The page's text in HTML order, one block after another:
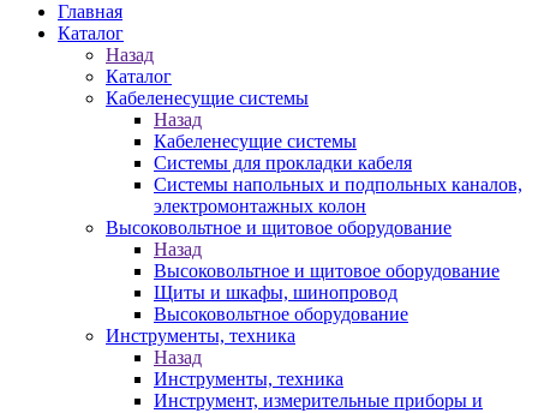
Главная
Каталог
Назад
Каталог
Кабеленесущие системы
Назад
Кабеленесущие системы
Системы для прокладки кабеля
Системы напольных и подпольных каналов,
электромонтажных колон
Высоковольтное и щитовое оборудование
Назад
Высоковольтное и щитовое оборудование
Щиты и шкафы, шинопровод
Высоковольтное оборудование
Инструменты, техника
Назад
Инструменты, техника
Инструмент, измерительные приборы и